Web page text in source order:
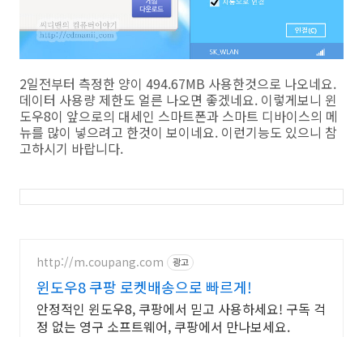
2일전부터 측정한 양이 494.67MB 사용한것으로 나오네요.
데이터 사용량 제한도 얼른 나오면 좋겠네요. 이렇게보니 윈
도우8이 앞으로의 대세인 스마트폰과 스마트 디바이스의 메
뉴를 많이 넣으려고 한것이 보이네요. 이런기능도 있으니 참
고하시기 바랍니다.
http://m.coupang.com 광고
윈도우8 쿠팡 로켓배송으로 빠르게!
안정적인 윈도우8, 쿠팡에서 믿고 사용하세요! 구독 걱
정 없는 영구 소프트웨어, 쿠팡에서 만나보세요.